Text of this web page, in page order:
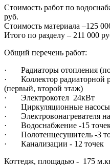
Стоимость работ по
руб.
Стоимость материала –125
Итого по разделу – 211 000
Общий перечень работ:
· Радиаторы отопления (по
· Коллектор радиаторной
(первый, второй этаж)
· Электрокотел 24кВт
· Циркуляционные
· Электровонагревателя
· Водоснабжение -15
· Полотенцесушитель -3
· Канализации - 12 точек
Коттедж, площадью - 175